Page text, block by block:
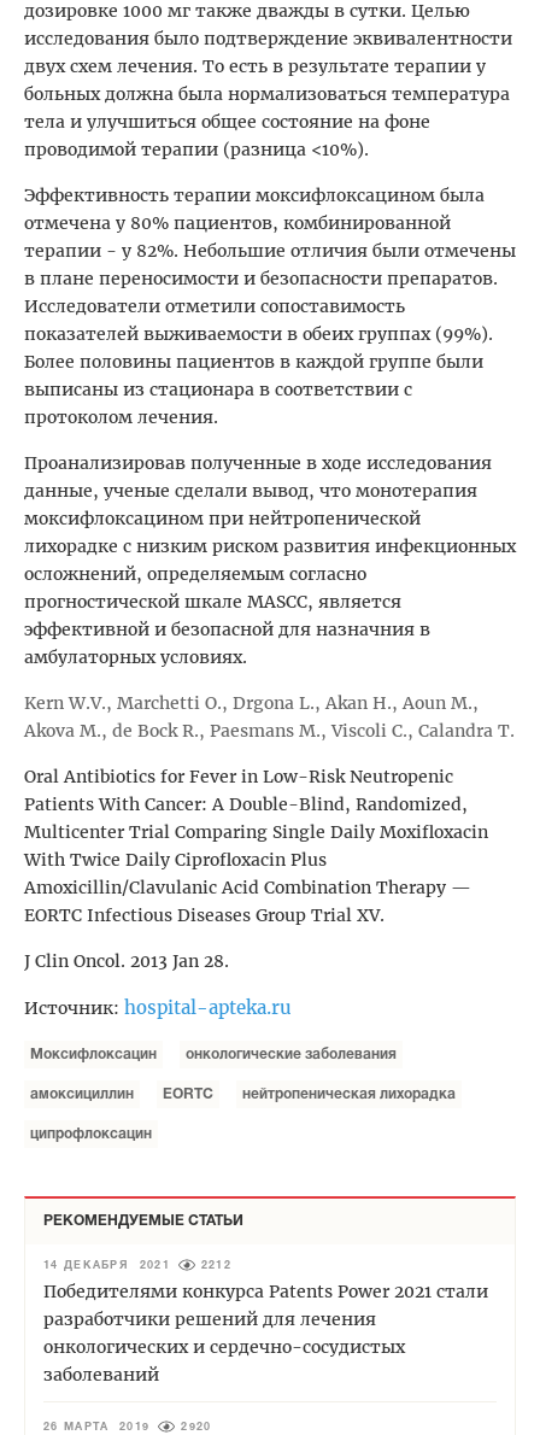
дозировке 1000 мг также дважды в сутки. Целью
исследования было подтверждение эквивалентности
двух схем лечения. То есть в результате терапии у
больных должна была нормализоваться температура
тела и улучшиться общее состояние на фоне
проводимой терапии (разница <10%).
Эффективность терапии моксифлоксацином была
отмечена у 80% пациентов, комбинированной
терапии - у 82%. Небольшие отличия были отмечены
в плане переносимости и безопасности препаратов.
Исследователи отметили сопоставимость
показателей выживаемости в обеих группах (99%).
Более половины пациентов в каждой группе были
выписаны из стационара в соответствии с
протоколом лечения.
Проанализировав полученные в ходе исследования
данные, ученые сделали вывод, что монотерапия
моксифлоксацином при нейтропенической
лихорадке с низким риском развития инфекционных
осложнений, определяемым согласно
прогностической шкале MASCC, является
эффективной и безопасной для назначния в
амбулаторных условиях.
Kern W.V., Marchetti O., Drgona L., Akan H., Aoun M.,
Akova M., de Bock R., Paesmans M., Viscoli C., Calandra T.
Oral Antibiotics for Fever in Low-Risk Neutropenic
Patients With Cancer: A Double-Blind, Randomized,
Multicenter Trial Comparing Single Daily Moxifloxacin
With Twice Daily Ciprofloxacin Plus
Amoxicillin/Clavulanic Acid Combination Therapy —
EORTC Infectious Diseases Group Trial XV.
J Clin Oncol. 2013 Jan 28.
Источник: hospital-apteka.ru
Моксифлоксацин онкологические заболевания
амоксициллин EORTC нейтропеническая лихорадка
ципрофлоксацин
РЕКОМЕНДУЕМЫЕ СТАТЬИ
14 ДЕКАБРЯ 2021 2212
Победителями конкурса Patents Power 2021 стали
разработчики решений для лечения
онкологических и сердечно-сосудистых
заболеваний
26 МАРТА 2019 2920